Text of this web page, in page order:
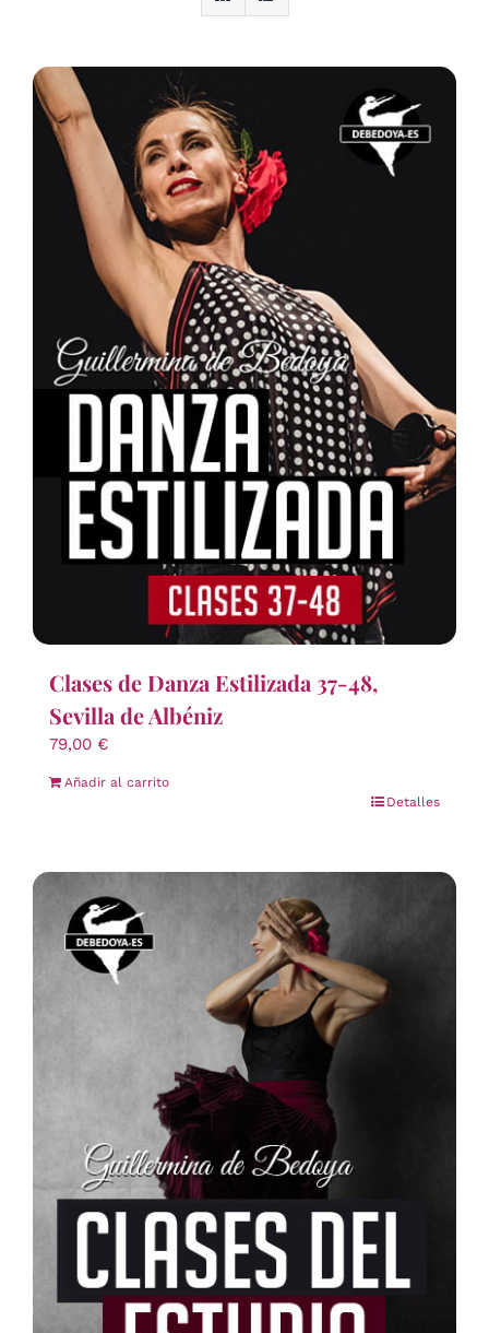
Clases de Danza Estilizada 37-48,
Sevilla de Albéniz
79,00 €
Añadir al carrito
Detalles